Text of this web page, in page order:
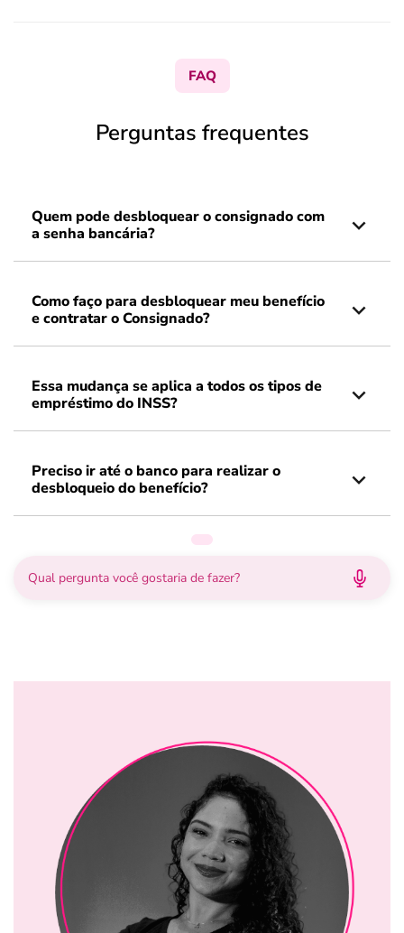
FAQ
Perguntas frequentes
Quem pode desbloquear o consignado com
a senha bancária?
Como faço para desbloquear meu benefício
e contratar o Consignado?
Essa mudança se aplica a todos os tipos de
empréstimo do INSS?
Preciso ir até o banco para realizar o
desbloqueio do benefício?